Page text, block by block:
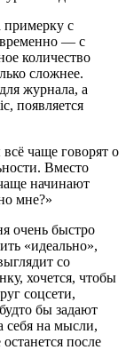
примерку с
— с
количество
сложнее.
журнала, а
появляется
чаще говорят о
Вместо
начинают
мне?»
очень быстро
«идеально»,
со
хочется, чтобы
соцсети,
бы задают
себя на мысли,
после